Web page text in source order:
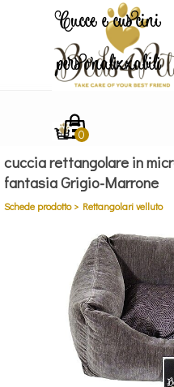
Salta menù
Cucce e cuscini
personalizzabili
cuccia rettangolare in
fantasia Grigio-Marrone
Schede prodotto > Rettangolari velluto